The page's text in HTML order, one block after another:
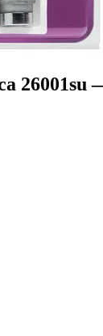
26001su